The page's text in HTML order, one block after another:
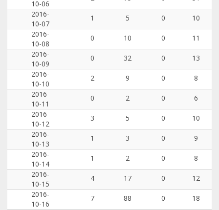
10-06
2016-
10-07
1 5 0
10
2016-
10-08
0 10 0
11
2016-
10-09
0 32 0
13
2016-
10-10
2 9 0
8
2016-
10-11
0 2 0
6
2016-
10-12
3 5 0
10
2016-
10-13
1 3 0
9
2016-
10-14
1 2 0
8
2016-
10-15
4 17 0
12
2016-
10-16
7 88 0
18